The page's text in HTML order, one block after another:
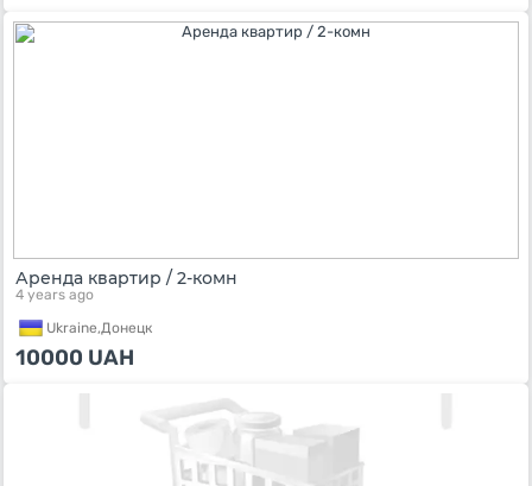
Аренда квартир / 2-комн
4 years ago
Ukraine,Донецк
10000 UAH